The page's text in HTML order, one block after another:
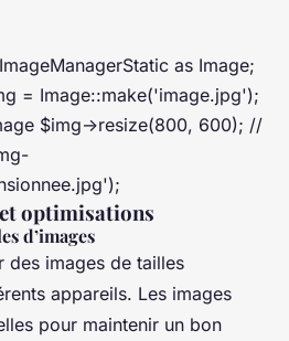
as Image;
= Image::make('image.jpg');
$img->resize(800, 600); //
optimisations
d’images
des images de tailles
appareils. Les images
pour maintenir un bon